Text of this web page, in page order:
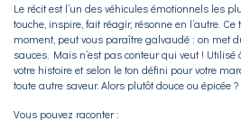
Le récit est l’un des véhicules émotionnels les
touche, inspire, fait réagir, résonne en l’autre.
moment, peut vous paraître galvaudé : on met
sauces. Mais n’est pas conteur qui veut ! Utilisé
votre histoire et selon le ton défini pour votre
toute autre saveur. Alors plutôt douce ou épicée ?
Vous pouvez raconter :